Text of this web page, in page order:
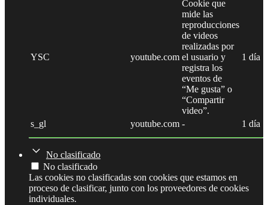
YSC youtube.com
Cookie que
mide las
reproducciones
de videos
realizadas por
el usuario y
registra los
eventos de
“Me gusta” o
“Compartir
video”.
1 día
s_gl youtube.com - 1 día
No clasificado
No clasificado
Las cookies no clasificadas son cookies que estamos en
proceso de clasificar, junto con los proveedores de cookies
individuales.